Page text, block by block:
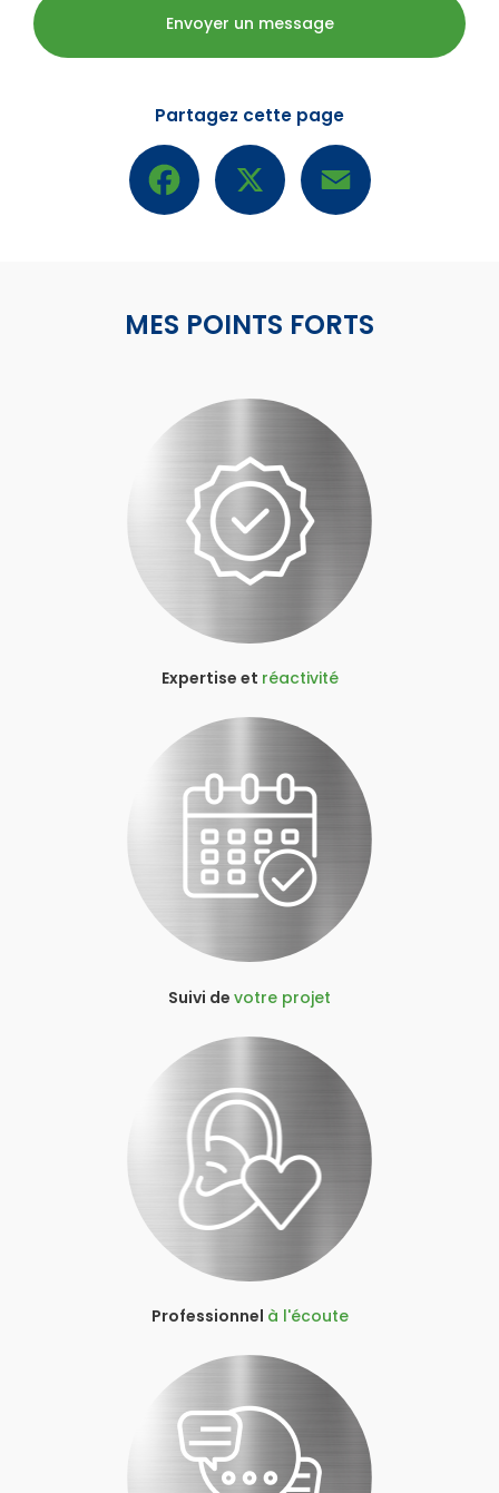
Envoyer un message
Partagez cette page
Facebook
MES POINTS FORTS
Expertise et réactivité
Suivi de votre projet
Professionnel à l'écoute